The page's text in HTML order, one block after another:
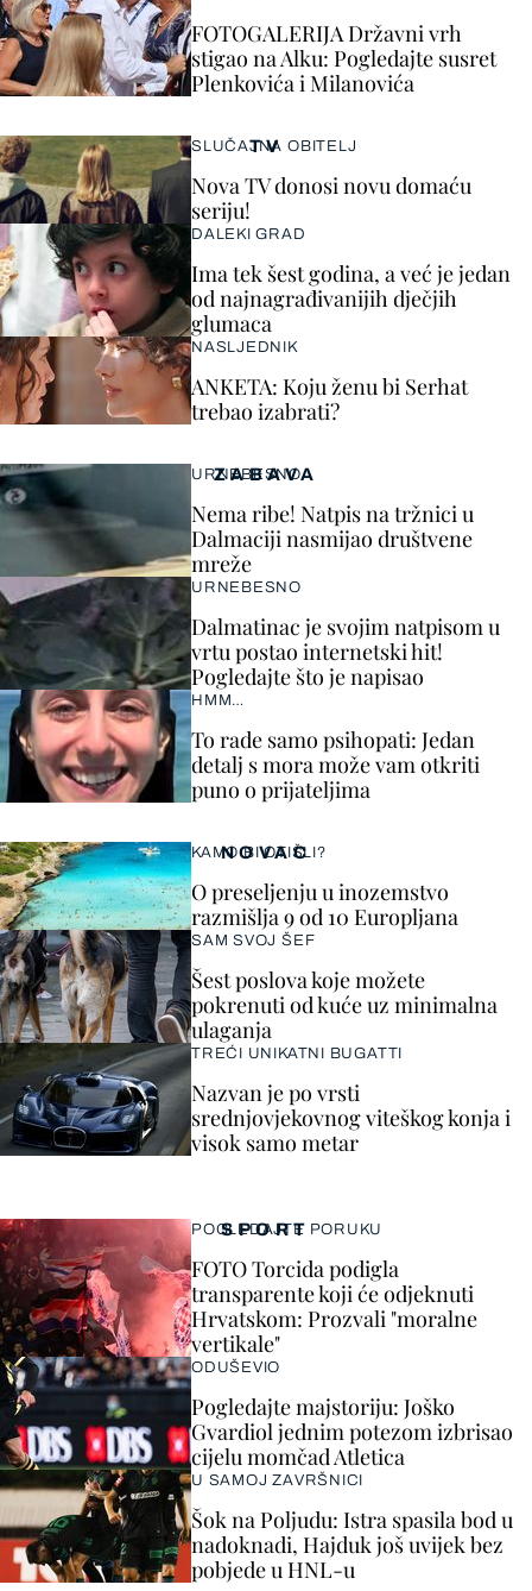
FOTOGALERIJA Državni vrh
stigao na Alku: Pogledajte susret
Plenkovića i Milanovića
ZABAVA
URNEBESNO
Nema ribe! Natpis na tržnici u
Dalmaciji nasmijao društvene
mreže
URNEBESNO
Dalmatinac je svojim natpisom u
vrtu postao internetski hit!
Pogledajte što je napisao
HMM…
To rade samo psihopati: Jedan
detalj s mora može vam otkriti
puno o prijateljima
SPORT
POGLEDAJTE PORUKU
FOTO Torcida podigla
transparente koji će odjeknuti
Hrvatskom: Prozvali "moralne
vertikale"
ODUŠEVIO
Pogledajte majstoriju: Joško
Gvardiol jednim potezom izbrisao
cijelu momčad Atletica
U SAMOJ ZAVRŠNICI
Šok na Poljudu: Istra spasila bod u
nadoknadi, Hajduk još uvijek bez
pobjede u HNL-u
TV
SLUČAJNA OBITELJ
Nova TV donosi novu domaću
seriju!
DALEKI GRAD
Ima tek šest godina, a već je jedan
od najnagrađivanijih dječjih
glumaca
NASLJEDNIK
ANKETA: Koju ženu bi Serhat
trebao izabrati?
NOVAC
KAMO BI OTIŠLI?
O preseljenju u inozemstvo
razmišlja 9 od 10 Europljana
SAM SVOJ ŠEF
Šest poslova koje možete
pokrenuti od kuće uz minimalna
ulaganja
TREĆI UNIKATNI BUGATTI
Nazvan je po vrsti
srednjovjekovnog viteškog konja i
visok samo metar